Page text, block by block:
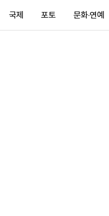
국제 포토 문화·연예